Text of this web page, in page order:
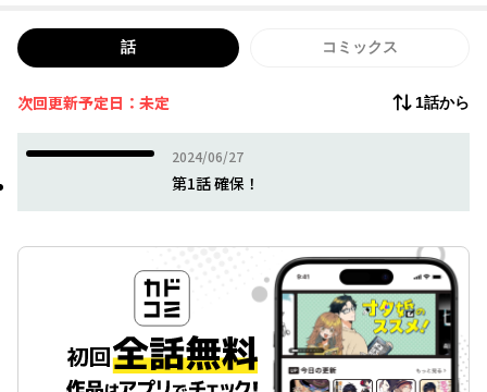
話 コミックス
次回更新予定日：未定 1話から
2024/06/27
2024年06月27日
第1話 確保！